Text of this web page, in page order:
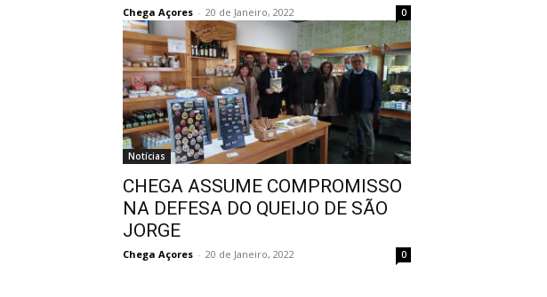
Chega Açores - 20 de Janeiro, 2022 0
Notícias
CHEGA ASSUME COMPROMISSO
NA DEFESA DO QUEIJO DE SÃO
JORGE
Chega Açores - 20 de Janeiro, 2022 0